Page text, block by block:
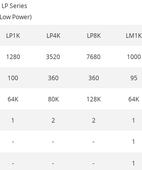
LP Series
Power)
LP1K LP4K LP8K LM1K
1280 3520 7680 1000
100 360 360 95
64K 80K 128K 64K
1 2 2 1
- - - 1
- - - 1